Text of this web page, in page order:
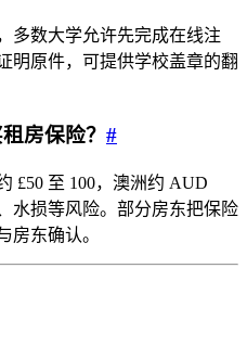
多数大学允许先完成在线注
明原件，可提供学校盖章的翻
房保险？ #
£50 至 100，澳洲约 AUD
水损等风险。部分房东把保险
房东确认。